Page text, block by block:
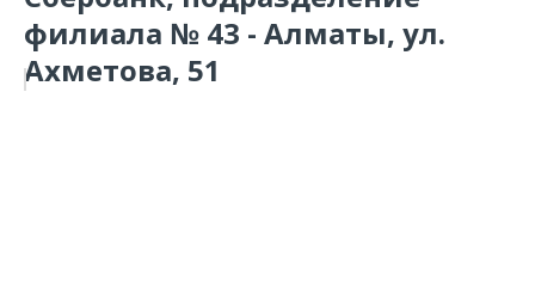
филиала № 43 - Алматы, ул.
Ахметова, 51